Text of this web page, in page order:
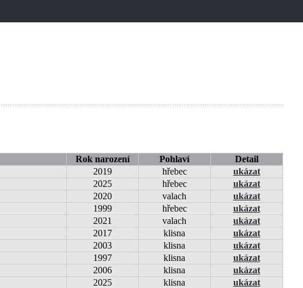
Rok narození Pohlaví
Detail
2019 hřebec
ukázat
2025 hřebec
ukázat
2020 valach
ukázat
1999 hřebec
ukázat
2021 valach
ukázat
2017 klisna
ukázat
2003 klisna
ukázat
1997 klisna
ukázat
2006 klisna
ukázat
2025 klisna
ukázat